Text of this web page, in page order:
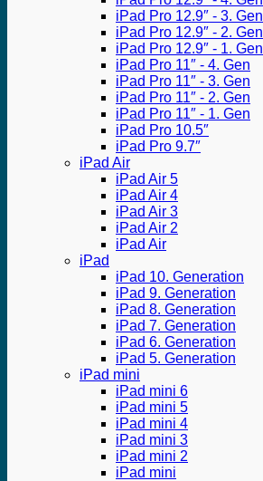
iPad Pro 12.9″ - 3. Gen
iPad Pro 12.9″ - 2. Gen
iPad Pro 12.9″ - 1. Gen
iPad Pro 11″ - 4. Gen
iPad Pro 11″ - 3. Gen
iPad Pro 11″ - 2. Gen
iPad Pro 11″ - 1. Gen
iPad Pro 10.5″
iPad Pro 9.7″
iPad Air
iPad Air 5
iPad Air 4
iPad Air 3
iPad Air 2
iPad Air
iPad
iPad 10. Generation
iPad 9. Generation
iPad 8. Generation
iPad 7. Generation
iPad 6. Generation
iPad 5. Generation
iPad mini
iPad mini 6
iPad mini 5
iPad mini 4
iPad mini 3
iPad mini 2
iPad mini